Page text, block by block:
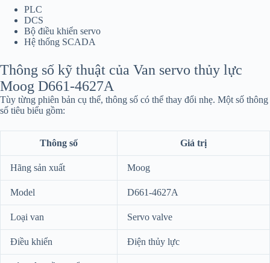
PLC
DCS
Bộ điều khiển servo
Hệ thống SCADA
Thông số kỹ thuật của Van servo thủy lực
Moog D661-4627A
Tùy từng phiên bản cụ thể, thông số có thể thay đổi nhẹ. Một số thông
số tiêu biểu gồm:
Thông số Giá trị
Hãng sản xuất Moog
Model D661-4627A
Loại van Servo valve
Điều khiển Điện thủy lực